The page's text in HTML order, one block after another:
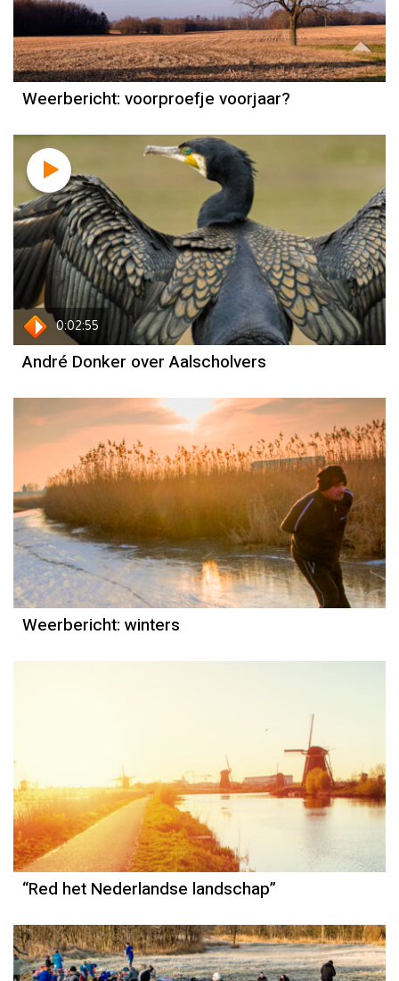
Reinier van den Berg
Weerbericht: voorproefje voorjaar?
0:02:55
André Donker over Aalscholvers
Weerbericht
Reinier van den Berg
Weerbericht: winters
“Red het Nederlandse landschap”